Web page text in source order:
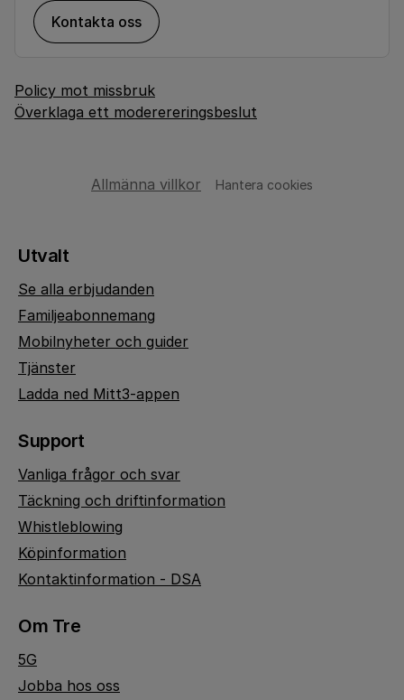
Kontakta oss
Policy mot missbruk
Överklaga ett moderereringsbeslut
Allmänna villkor Hantera cookies
Utvalt
Se alla erbjudanden
Familjeabonnemang
Mobilnyheter och guider
Tjänster
Ladda ned Mitt3-appen
Support
Vanliga frågor och svar
Täckning och driftinformation
Whistleblowing
Köpinformation
Kontaktinformation - DSA
Om Tre
5G
Jobba hos oss